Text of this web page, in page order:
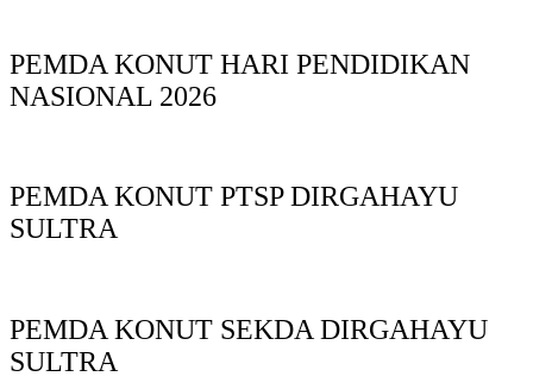
PEMDA KONUT HARI PENDIDIKAN
NASIONAL 2026
PEMDA KONUT PTSP DIRGAHAYU
SULTRA
PEMDA KONUT SEKDA DIRGAHAYU
SULTRA